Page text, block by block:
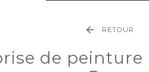
RETOUR
de peinture